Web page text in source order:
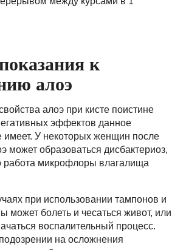
к
алоэ
алоэ при кисте поистине
эффектов данное
имеет. У некоторых женщин после
может образоваться дисбактериоз,
работа микрофлоры влагалища
при использовании тампонов и
может болеть и чесаться живот, или
воспалительный процесс.
на осложнения